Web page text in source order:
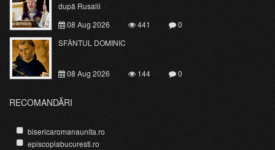
după Rusalii
08 Aug 2026
441
0
SFÂNTUL DOMINIC
08 Aug 2026 144 0
RECOMANDĂRI
bisericaromanaunita.ro
episcopiabucuresti.ro